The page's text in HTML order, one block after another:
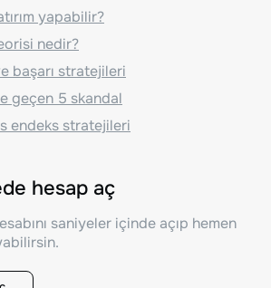
yapabilir?
nedir?
başarı stratejileri
geçen 5 skandal
endeks stratejileri
hesap aç
saniyeler içinde açıp hemen